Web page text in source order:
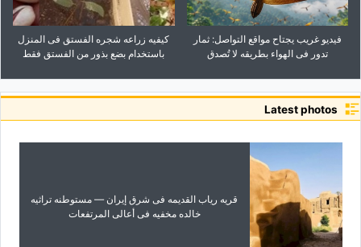
فیدیو غریب یجتاح مواقع التواصل: ثمار
تدور فی الهواء بطریقه لا تُصدق
کیفیه زراعه شجره الفستق فی المنزل
باستخدام بضع بذور من الفستق فقط
Latest photos
قریه ریاب القدیمه فی شرق إیران — مستوطنه تراثیه
خالده مخفیه فی أعالی المرتفعات